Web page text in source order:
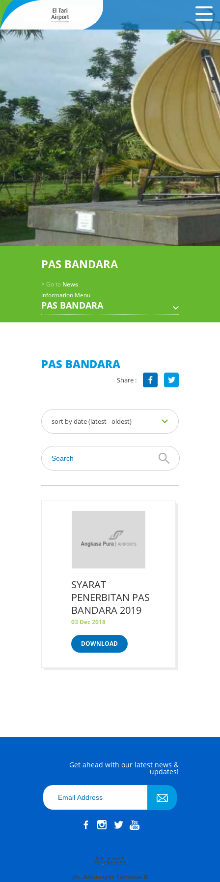
PAS BANDARA
> Go to News
Information Menu
PAS BANDARA
PAS BANDARA
Share :
sort by date (latest - oldest)
SYARAT
PENERBITAN PAS
BANDARA 2019
03 Dec 2018
DOWNLOAD
Get ahead with our latest news &
updates!
Jln. Adisucipto Terminal B